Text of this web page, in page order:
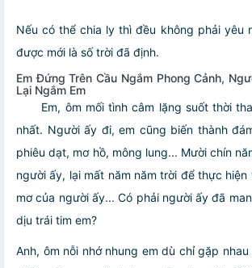
Nếu có thể chia ly thì đều không phải yêu
được mới là số trời đã định.
Em Đứng Trên Cầu Ngắm Phong Cảnh,
Lại Ngắm Em
Em, ôm mối tình câm lặng suốt thời
nhất. Người ấy đi, em cũng biến thành
phiêu dạt, mơ hồ, mông lung... Mười chín
người ấy, lại mất năm năm trời để thực
mơ của người ấy... Có phải người ấy đã
dịu trái tim em?
Anh, ôm nỗi nhớ nhung em dù chỉ gặp